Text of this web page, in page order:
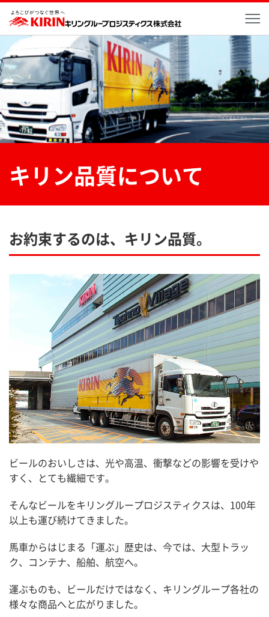
メ
キリン品質について
お約束するのは、キリン品質。
ビールのおいしさは、光や高温、衝撃などの影響を受けや
すく、とても繊細です。
そんなビールをキリングループロジスティクスは、100年
以上も運び続けてきました。
馬車からはじまる「運ぶ」歴史は、今では、大型トラッ
ク、コンテナ、船舶、航空へ。
運ぶものも、ビールだけではなく、キリングループ各社の
様々な商品へと広がりました。